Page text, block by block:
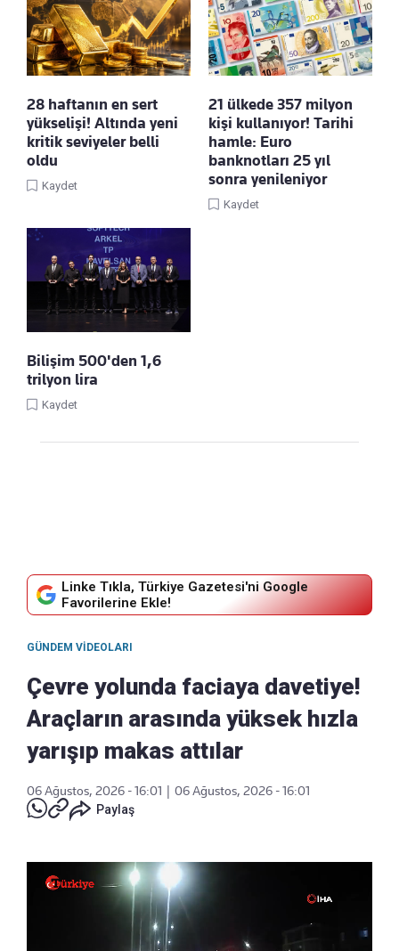
28 haftanın en sert
yükselişi! Altında yeni
kritik seviyeler belli
oldu
Kaydet
21 ülkede 357 milyon
kişi kullanıyor! Tarihi
hamle: Euro
banknotları 25 yıl
sonra yenileniyor
Kaydet
Bilişim 500'den 1,6
trilyon lira
Kaydet
Linke Tıkla, Türkiye Gazetesi'ni Google
Favorilerine Ekle!
GÜNDEM VIDEOLARI
Çevre yolunda faciaya davetiye!
Araçların arasında yüksek hızla
yarışıp makas attılar
06 Ağustos, 2026 - 16:01
06 Ağustos, 2026 - 16:01
Paylaş